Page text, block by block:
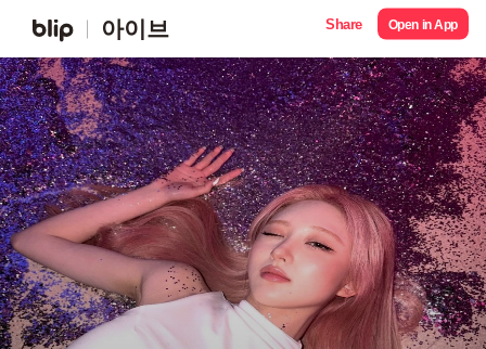
아이브 Share Open in App